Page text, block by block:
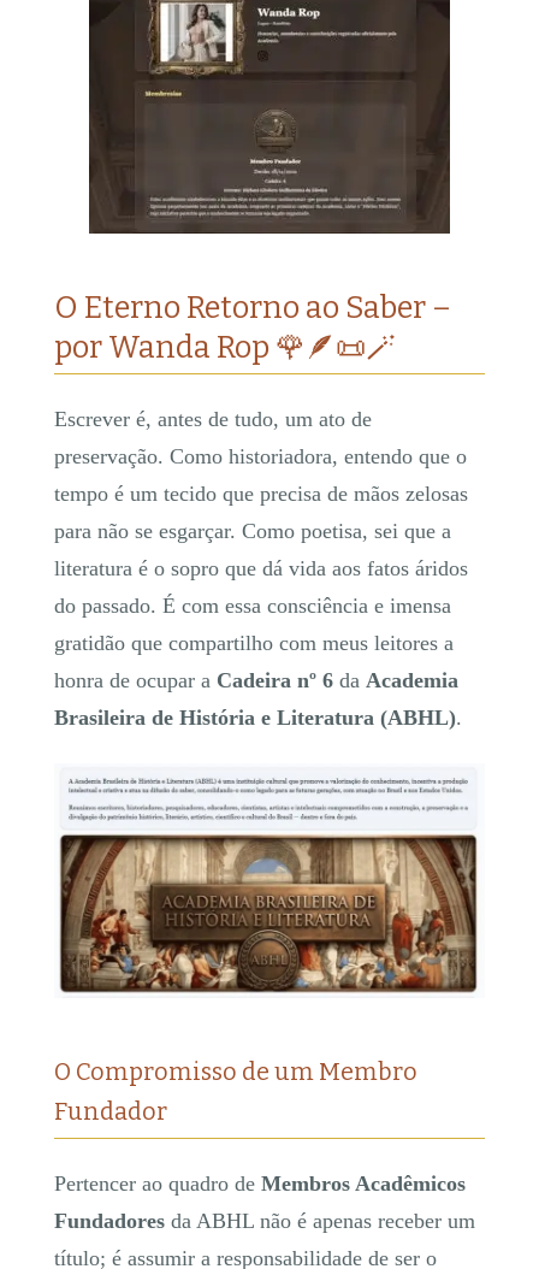
O Eterno Retorno ao Saber –
por Wanda Rop 🌹🪶📜🪄
Escrever é, antes de tudo, um ato de
preservação. Como historiadora, entendo que o
tempo é um tecido que precisa de mãos zelosas
para não se esgarçar. Como poetisa, sei que a
literatura é o sopro que dá vida aos fatos áridos
do passado. É com essa consciência e imensa
gratidão que compartilho com meus leitores a
honra de ocupar a Cadeira nº 6da Academia
Brasileira de História e Literatura (ABHL).
​O Compromisso de um Membro
Fundador
Pertencer ao quadro de Membros Acadêmicos
Fundadoresda ABHL não é apenas receber um
título; é assumir a responsabilidade de ser o